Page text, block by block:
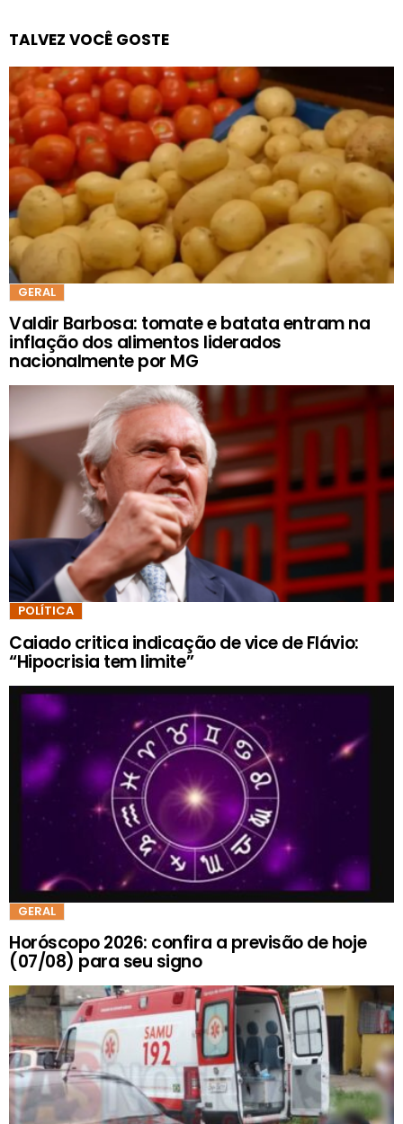
TALVEZ VOCÊ GOSTE
GERAL
Valdir Barbosa: tomate e batata entram na
inflação dos alimentos liderados
nacionalmente por MG
POLÍTICA
Caiado critica indicação de vice de Flávio:
“Hipocrisia tem limite”
GERAL
Horóscopo 2026: confira a previsão de hoje
(07/08) para seu signo